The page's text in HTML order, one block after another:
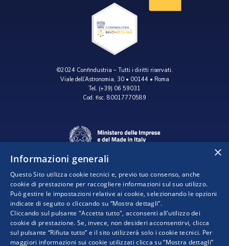
©2024 Confindustria – Tutti i diritti riservati.
Viale dell’Astronomia, 30 • 00144 • Roma
Tel. (+39) 06 59031
Cod. fisc. 80017770589
Progetto realizzato da:
×
Informazioni generali
Questo Sito utilizza cookie tecnici e, previo tuo consenso, anche
cookie di prestazione per raccogliere informazioni sul suo utilizzo.
Può gestire le impostazioni relative ai cookie, selezionando le opzioni
indicate di seguito o cliccando su “Mostra dettagli”.
Cliccando sul pulsante "Accetta tutto", acconsenti all'utilizzo dei
cookie di prestazione. Se, invece, non desideri acconsentirvi, clicca
sul pulsante “Rifiuta tutto” e il sito utilizzerà solo i cookie tecnici. Per
maggiori informazioni sui cookie utilizzati clicca su “Mostra dettagli”